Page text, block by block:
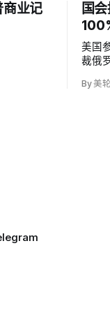
业记
国
美国
裁俄
队」
By 美